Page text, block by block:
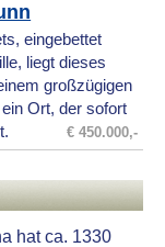
eingebettet
liegt dieses
großzügigen
Ort, der sofort
€ 450.000,-
hat ca. 1330